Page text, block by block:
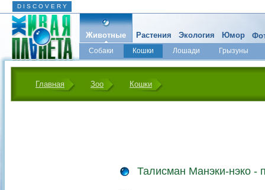
D I S C O V E R Y
Животные
Собаки Кошки Лошади
Грызуны
Микромир
Растения Экология Юмор
Главная Зоо Кошки
Талисман Манэки-нэко -